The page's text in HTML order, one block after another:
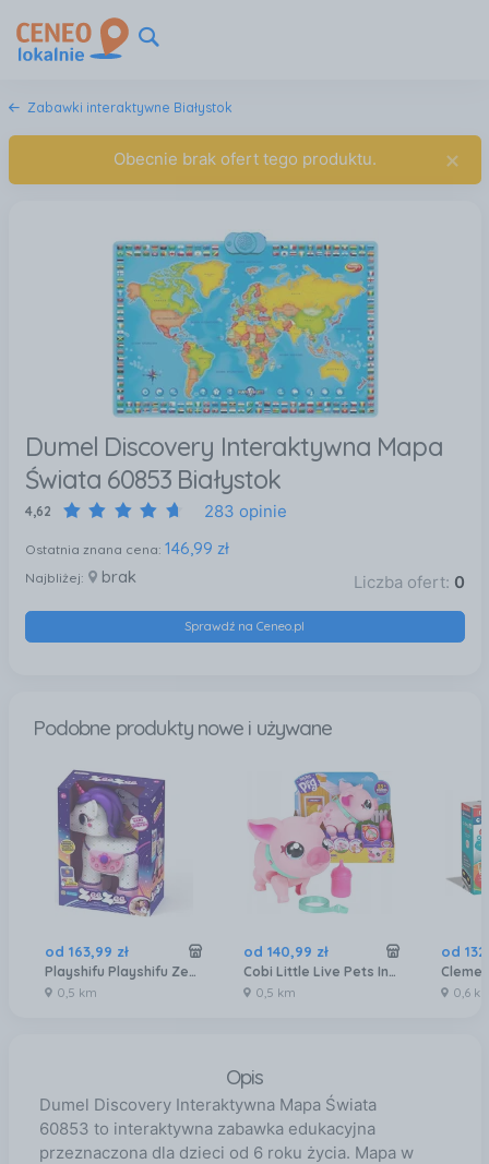
Zabawki interaktywne Białystok
Obecnie brak ofert tego produktu. ×
Dumel Discovery Interaktywna Mapa
Świata 60853 Białystok
4,62 283 opinie
Ostatnia znana cena: 146,99 zł
Najbliżej: brak Liczba ofert: 0
Sprawdź na Ceneo.pl
Podobne produkty nowe i używane
od163,99 zł
Playshifu Playshifu Zeezee Interaktywny Jednorożec
0,5 km
od 140,99 zł
Cobi Little Live Pets Interaktywna Świnka 26366
0,5 km
od 132
0,6
Opis
Dumel Discovery Interaktywna Mapa Świata
60853 to interaktywna zabawka edukacyjna
przeznaczona dla dzieci od 6 roku życia. Mapa w